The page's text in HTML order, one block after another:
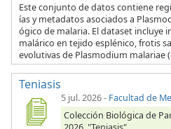
Este conjunto de datos contiene
ías y metadatos asociados a
ógico de malaria. El dataset incluye
malárico en tejido esplénico, frotis
evolutivas de Plasmodium malariae
Teniasis
5 jul. 2026- Facultad de
Colección Biológica de